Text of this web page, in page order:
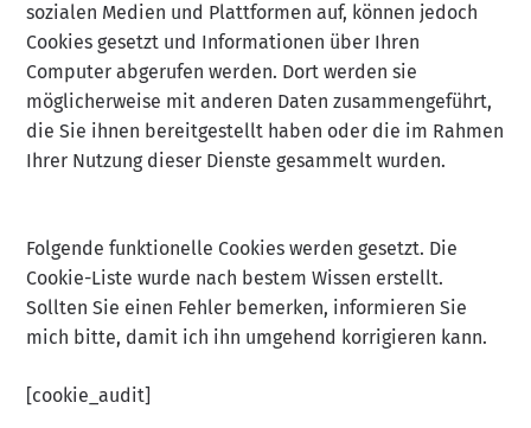
sozialen Medien und Plattformen auf, können jedoch
Cookies gesetzt und Informationen über Ihren
Computer abgerufen werden. Dort werden sie
möglicherweise mit anderen Daten zusammengeführt,
die Sie ihnen bereitgestellt haben oder die im Rahmen
Ihrer Nutzung dieser Dienste gesammelt wurden.
Folgende funktionelle Cookies werden gesetzt. Die
Cookie-Liste wurde nach bestem Wissen erstellt.
Sollten Sie einen Fehler bemerken, informieren Sie
mich bitte, damit ich ihn umgehend korrigieren kann.
[cookie_audit]